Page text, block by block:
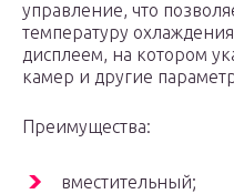
управление, что
температуру
дисплеем, на котором
камер и другие
Преимущества:
вместительный;